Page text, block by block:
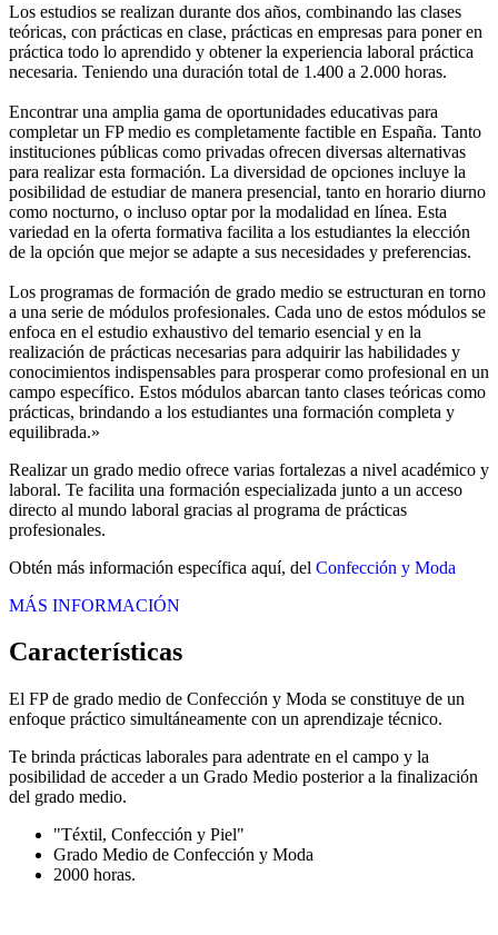
Los estudios se realizan durante dos años, combinando las clases
teóricas, con prácticas en clase, prácticas en empresas para poner en
práctica todo lo aprendido y obtener la experiencia laboral práctica
necesaria. Teniendo una duración total de 1.400 a 2.000 horas.
Encontrar una amplia gama de oportunidades educativas para
completar un FP medio es completamente factible en España. Tanto
instituciones públicas como privadas ofrecen diversas alternativas
para realizar esta formación. La diversidad de opciones incluye la
posibilidad de estudiar de manera presencial, tanto en horario diurno
como nocturno, o incluso optar por la modalidad en línea. Esta
variedad en la oferta formativa facilita a los estudiantes la elección
de la opción que mejor se adapte a sus necesidades y preferencias.
Los programas de formación de grado medio se estructuran en torno
a una serie de módulos profesionales. Cada uno de estos módulos se
enfoca en el estudio exhaustivo del temario esencial y en la
realización de prácticas necesarias para adquirir las habilidades y
conocimientos indispensables para prosperar como profesional en un
campo específico. Estos módulos abarcan tanto clases teóricas como
prácticas, brindando a los estudiantes una formación completa y
equilibrada.»
Realizar un grado medio ofrece varias fortalezas a nivel académico y
laboral. Te facilita una formación especializada junto a un acceso
directo al mundo laboral gracias al programa de prácticas
profesionales.
Obtén más información específica aquí, del Confección y Moda
MÁS INFORMACIÓN
Características
El FP de grado medio de Confección y Moda se constituye de un
enfoque práctico simultáneamente con un aprendizaje técnico.
Te brinda prácticas laborales para adentrate en el campo y la
posibilidad de acceder a un Grado Medio posterior a la finalización
del grado medio.
"Téxtil, Confección y Piel"
Grado Medio de Confección y Moda
2000 horas.